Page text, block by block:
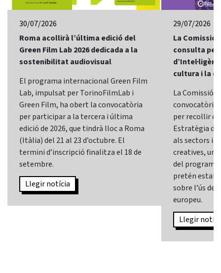
30/07/2026
Roma acollirà l’última edició del
Green Film Lab 2026 dedicada a la
sostenibilitat audiovisual
El programa internacional Green Film
Lab, impulsat per TorinoFilmLab i
Green Film, ha obert la convocatòria
per participar a la tercera i última
edició de 2026, que tindrà lloc a Roma
(Itàlia) del 21 al 23 d’octubre. El
termini d’inscripció finalitza el 18 de
setembre.
Llegir notícia
29/07/2026
La Comissió
consulta
cultura i la
La Comissió
convocatòria
per recollir
Estratègia
als sectors i
creatives,
del programa
pretén
sobre l’ús de
europeu.
Llegir